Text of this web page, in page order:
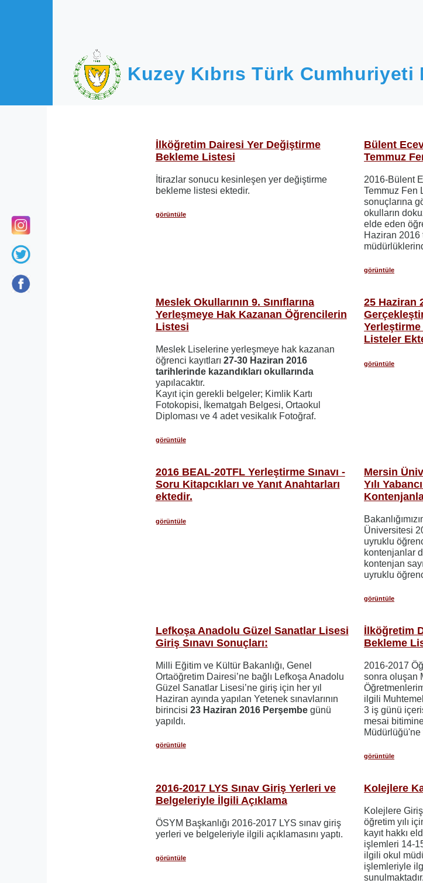
Kuzey Kıbrıs Türk Cumhuriyeti
İlköğretim Dairesi Yer Değiştirme
Bekleme Listesi
İtirazlar sonucu kesinleşen yer değiştirme
bekleme listesi ektedir.
görüntüle
Bülent
Temmuz
2016-Bülent
Temmuz Fen
sonuçlarına
okulların
elde eden
Haziran 2016
görüntüle
Meslek Okullarının 9. Sınıflarına
Yerleşmeye Hak Kazanan Öğrencilerin
Listesi
Meslek Liselerine yerleşmeye hak kazanan
öğrenci kayıtları 27-30 Haziran 2016
tarihlerinde kazandıkları okullarında
yapılacaktır.
Kayıt için gerekli belgeler; Kimlik Kartı
Fotokopisi, İkematgah Belgesi, Ortaokul
Diploması ve 4 adet vesikalık Fotoğraf.
görüntüle
25 Haziran
Yerleştirme
Listeler
görüntüle
2016 BEAL-20TFL Yerleştirme Sınavı -
Soru Kitapcıkları ve Yanıt Anahtarları
ektedir.
görüntüle
Mersin
Yılı
Üniversitesi
uyruklu
kontenjanlar
kontenjan
uyruklu
görüntüle
Lefkoşa Anadolu Güzel Sanatlar Lisesi
Giriş Sınavı Sonuçları:
Milli Eğitim ve Kültür Bakanlığı, Genel
Ortaöğretim Dairesi’ne bağlı Lefkoşa Anadolu
Güzel Sanatlar Lisesi’ne giriş için her yıl
Haziran ayında yapılan Yetenek sınavlarının
birincisi 23 Haziran 2016 Perşembe günü
yapıldı.
görüntüle
İlköğretim
Bekleme
2016-2017
sonra oluşan
ilgili
3 iş günü
mesai
Müdürlüğü'ne
görüntüle
2016-2017 LYS Sınav Giriş Yerleri ve
Belgeleriyle İlgili Açıklama
ÖSYM Başkanlığı 2016-2017 LYS sınav giriş
yerleri ve belgeleriyle ilgili açıklamasını yaptı.
görüntüle
Kolejlere
Kolejlere
öğretim yılı
kayıt hakkı
işlemleri 14-
ilgili okul
işlemleriyle
sunulmaktadır.